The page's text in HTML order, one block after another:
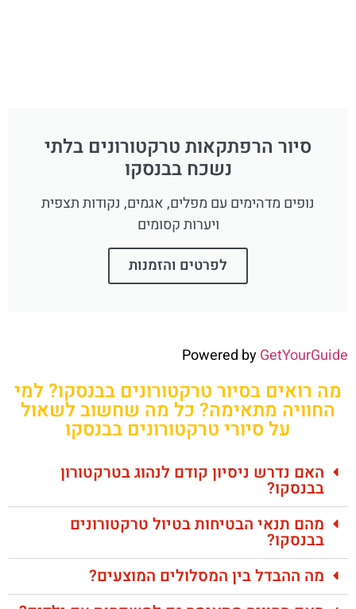
סיור הרפתקאות טרקטורונים בלתי
נשכח בבנסקו
נופים מדהימים עם מפלים, אגמים, נקודות תצפית
ויערות קסומים
לפרטים והזמנות
Powered byGetYourGuide
מה רואים בסיור טרקטורונים בבנסקו? למי
החוויה מתאימה? כל מה שחשוב לשאול
על סיורי טרקטורונים בבנסקו
האם נדרש ניסיון קודם לנהוג בטרקטורון
בבנסקו?
מהם תנאי הבטיחות בטיול טרקטורונים
בבנסקו?
מה ההבדל בין המסלולים המוצעים?